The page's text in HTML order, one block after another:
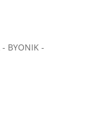
- BYONIK -